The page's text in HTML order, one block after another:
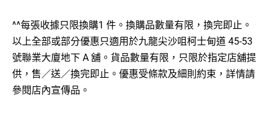
^^每張收據只限換購1 件。換購品數量有限，換完即止。
以上全部或部分優惠只適用於九龍尖沙咀柯士甸道 45-53
號聯業大廈地下 A 舖。貨品數量有限，只限於指定店舖提
供，售／送／換完即止。優惠受條款及細則約束，詳情請
參閱店內宣傳品。